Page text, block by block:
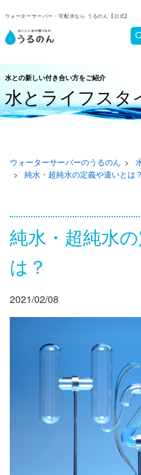
ウォーターサーバー・宅配水なら うるのん【公式】
水との新しい付き合い方をご紹介
水とライフスタ
ウォーターサーバーのうるのん
純水・超純水の定義や違いとは？
純水・超純水
は？
2021/02/08